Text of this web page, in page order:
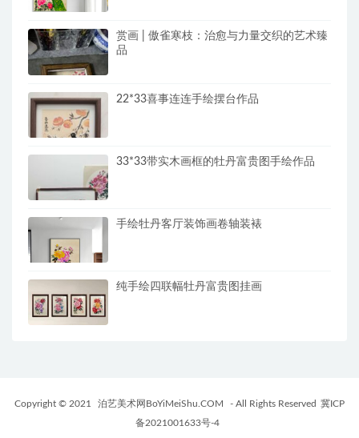
赏画 | 傲雀寒枝：治愈与力量交织的艺术臻
品
22*33喜事连连手绘摆台作品
33*33带实木画框的牡丹富贵图手绘作品
手绘牡丹客厅装饰画卷轴装裱
纯手绘四联幅牡丹富贵图挂画
Copyright © 2021 泊艺美术网BoYiMeiShu.COM - All Rights Reserved 冀ICP
备2021001633号-4